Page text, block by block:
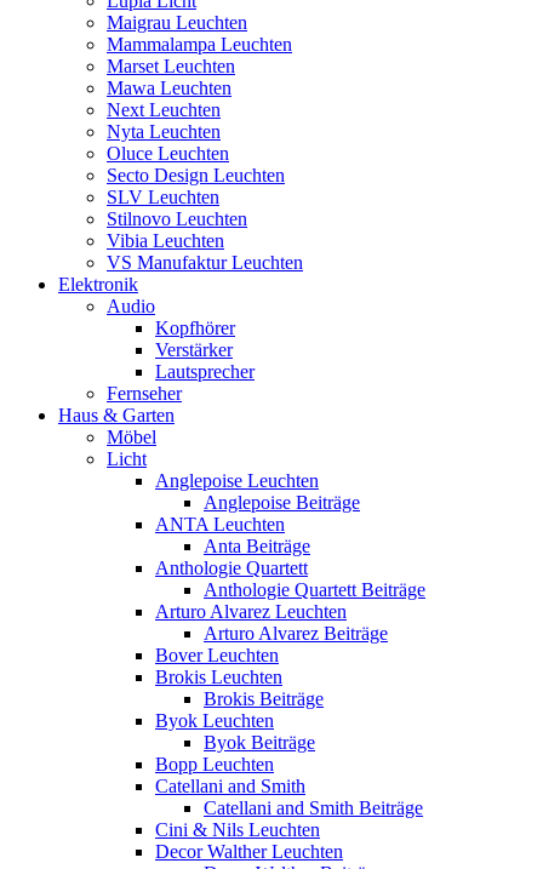
Maigrau Leuchten
Mammalampa Leuchten
Marset Leuchten
Mawa Leuchten
Next Leuchten
Nyta Leuchten
Oluce Leuchten
Secto Design Leuchten
SLV Leuchten
Stilnovo Leuchten
Vibia Leuchten
VS Manufaktur Leuchten
Elektronik
Audio
Kopfhörer
Verstärker
Lautsprecher
Fernseher
Haus & Garten
Möbel
Licht
Anglepoise Leuchten
Anglepoise Beiträge
ANTA Leuchten
Anta Beiträge
Anthologie Quartett
Anthologie Quartett Beiträge
Arturo Alvarez Leuchten
Arturo Alvarez Beiträge
Bover Leuchten
Brokis Leuchten
Brokis Beiträge
Byok Leuchten
Byok Beiträge
Bopp Leuchten
Catellani and Smith
Catellani and Smith Beiträge
Cini & Nils Leuchten
Decor Walther Leuchten